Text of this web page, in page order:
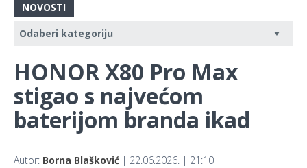
NOVOSTI
HONOR X80 Pro Max
stigao s najvećom
baterijom branda ikad
Autor: Borna Blašković | 22.06.2026. | 21:10